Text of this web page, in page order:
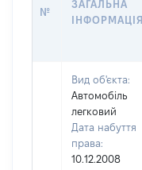
№
ЗАГАЛЬНА
ІНФОРМАЦІЯ
Вид об'єкта:
Автомобіль
легковий
Дата набуття
права:
10.12.2008